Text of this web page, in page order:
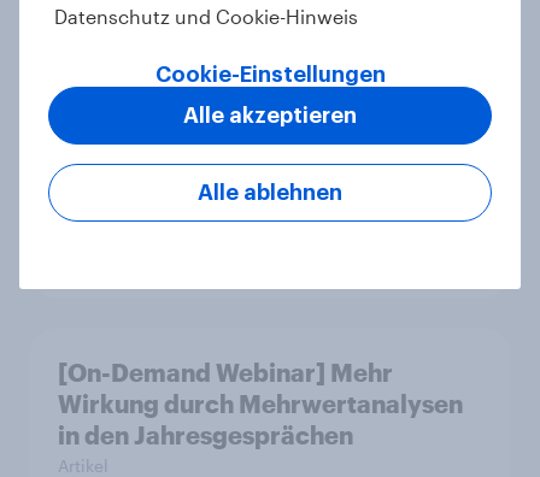
Artikel
[On-Demand Webinar] Zwischen
Zielgruppe und Zeitgeist - Mit den
Sinus Milieus Zukunftspotenziale
erkennen
[On-Demand Webinar] Mehr
Wirkung durch Mehrwertanalysen
in den Jahresgesprächen
Artikel
Datenschutz und Cookie-Hinweis
Cookie-Einstellungen
Alle ablehnen
Alle akzeptieren